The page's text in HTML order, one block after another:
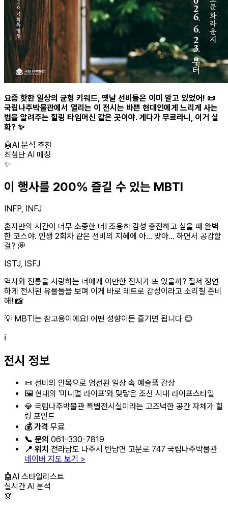
요즘 핫한 일상의 균형 키워드, 옛날 선비들은 이미 알고 있었어! 📜
국립나주박물관에서 열리는 이 전시는 바쁜 현대인에게 느리게 사는
법을 알려주는 힐링 타임머신 같은 곳이야. 게다가 무료라니, 이거 실
화? ✨
🤖AI 분석 추천
최첨단 AI 매칭
✨
이 행사를 200% 즐길 수 있는 MBTI
INFP, INFJ
혼자만의 시간이 너무 소중한 너! 조용히 감성 충전하고 싶을 때 완벽
한 코스야. 인생 2회차 같은 선비의 지혜에 아... 맞아... 하면서 공감할
걸? 💭
ISTJ, ISFJ
역사와 전통을 사랑하는 너에게 이만한 전시가 또 있을까? 질서 정연
하게 전시된 유물들을 보며 이게 바로 레트로 감성이라고 소리칠 준비
해! 📸
💡 MBTI는 참고용이에요! 어떤 성향이든 즐기면 됩니다 😊
ℹ️
전시 정보
📜 선비의 안목으로 엄선된 일상 속 예술품 감상
🖼️ 현대의 '미니멀 라이프'와 맞닿은 조선 시대 라이프스타일
💎 국립나주박물관 특별전시실이라는 고즈넉한 공간 자체가 힐
링 포인트
💰 가격 무료
📞 문의 061-330-7819
📍 위치 전라남도 나주시 반남면 고분로 747 국립나주박물관
네이버 지도 보기 >
🤖AI 스타일리스트
실시간 AI 분석
👗